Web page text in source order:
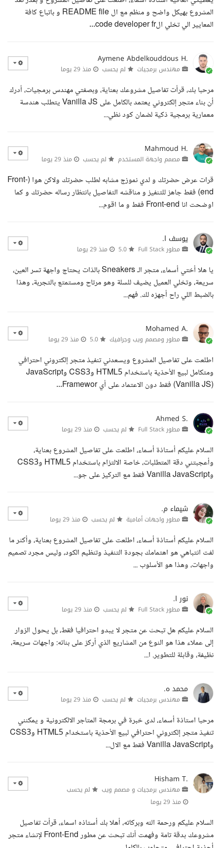
المشروع بهيكل واضح و منظم مع ال README file و باتباع كافة
المعايير الي تخلي الcode developer fr...
Aymene Abdelkouddous H.
مهندس برمجيات لم يحسب منذ 29 يوما
مرحبا بك، قرأت تفاصيل مشروعك بعناية، وبصفتي مهندس برمجيات، أدرك
أن بناء متجر إلكتروني يعتمد بالكامل على Vanilla JS يتطلب هندسة
معمارية برمجية ذكية لضمان كود نظي...
Mahmoud H.
مصمم واجهة المستخدم لم يحسب منذ 29 يوما
قرات عرض حضرتك و لدي نموزج مشابه لطلب حضرتك ولاكن هوا (Front-
end) فقط جاهز للتنفيز و مناقشه التفاصيل بانتظار رساله حضرتك و كما
اوضحت انا Front-end فقط و ما اقوم...
يوسف ا.
مطور Full Stack منذ 29 يوما
يا هلا أختي أسماء، متجر الـ Sneakers بالذات يحتاج واجهة تسر العين،
سريعة، وتخلي العميل يضيف للسلة وهو مرتاح ومستمتع بالتجربة، وهذا
بالضبط اللي راح أجهزه لك. فهم...
Mohamed A.
مطور ومصمم ويب وجرافيك منذ 29 يوما
اطلعت على تفاصيل المشروع ويسعدني تنفيذ متجر إلكتروني احترافي
ومتكامل لبيع الأحذية باستخدام HTML5 وCSS3 وJavaScript
(Vanilla JS) فقط دون الاعتماد على أي Framewor...
Ahmed S.
مطور Full Stack لم يحسب منذ 29 يوما
السلام عليكم أستاذة أسماء، اطلعت على تفاصيل المشروع بعناية،
وأعجبتني دقة المتطلبات، خاصة الالتزام باستخدام HTML5 وCSS3
وVanilla JavaScript فقط مع التركيز على جو...
شيماء م.
مطور واجهات أمامية لم يحسب منذ 29 يوما
السلام عليكم أستاذة أسماء، اطلعت على تفاصيل المشروع بعناية، وأكثر ما
لفت انتباهي هو اهتمامك بجودة التنفيذ وتنظيم الكود، وليس مجرد تصميم
واجهات، وهذا هو الأسلوب ...
نور ا.
مطور Full Stack لم يحسب منذ 29 يوما
السلام عليكم هل تبحث عن متجر لا يبدو احترافيا فقط، بل يحول الزوار
إلى عملاء هذا هو النوع من المشاريع الذي أركز على بنائه: واجهات سريعة،
نظيفة، وقابلة للتطوير. ا...
محمد ه.
مهندس برمجيات لم يحسب منذ 29 يوما
مرحبا استاذة أسماء، لدى خبرة في برمجة المتاجر الالكترونية و يمكنني
تنفيذ متجر إلكتروني احترافي لبيع الأحذية باستخدام HTML5 وCSS3
وVanilla JavaScript فقط مع الال...
Hisham T.
مهندس برمجيات و مصمم ويب
لم يحسب
منذ 29 يوما
السلام عليكم ورحمة الله وبركاته، أهلا بك أستاذه اسماء، قرأت تفاصيل
مشروعك بدقة تامة وفهمت أنك تبحث عن مطور Front-End لإنشاء متجر